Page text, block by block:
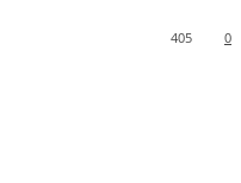
0
405